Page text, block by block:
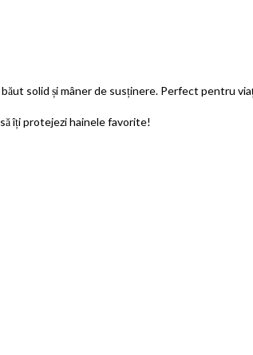
solid și mâner de susținere. Perfect pentru
îți protejezi hainele favorite!